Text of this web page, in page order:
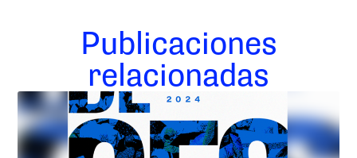
Publicaciones
relacionadas